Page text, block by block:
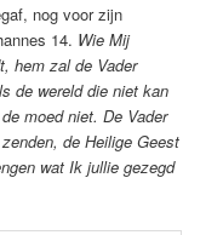
nog voor zijn
14. Wie Mij
hem zal de Vader
de wereld die niet kan
moed niet. De Vader
de Heilige Geest
wat Ik jullie gezegd